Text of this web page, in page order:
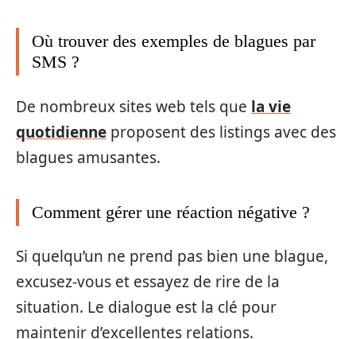
Où trouver des exemples de blagues par
SMS ?
De nombreux sites web tels que la vie
quotidienne proposent des listings avec des
blagues amusantes.
Comment gérer une réaction négative ?
Si quelqu’un ne prend pas bien une blague,
excusez-vous et essayez de rire de la
situation. Le dialogue est la clé pour
maintenir d’excellentes relations.